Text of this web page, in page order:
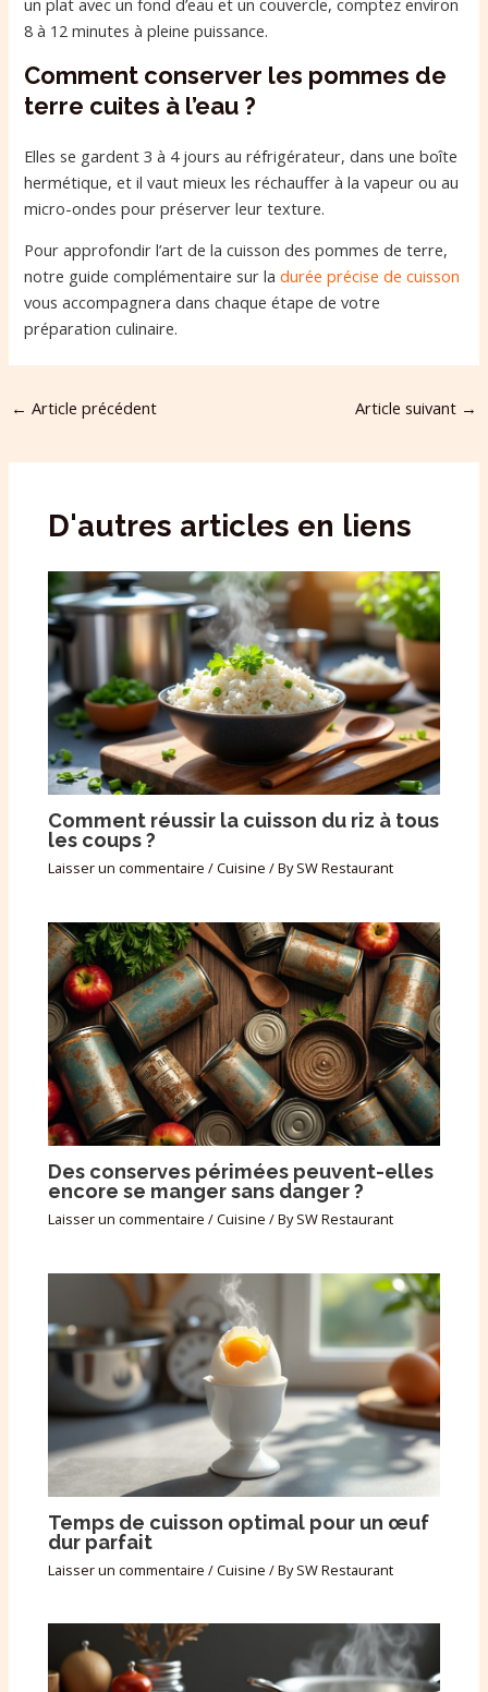
un plat avec un fond d’eau et un couvercle, comptez environ
8 à 12 minutes à pleine puissance.
Comment conserver les pommes de
terre cuites à l’eau ?
Elles se gardent 3 à 4 jours au réfrigérateur, dans une boîte
hermétique, et il vaut mieux les réchauffer à la vapeur ou au
micro-ondes pour préserver leur texture.
Pour approfondir l’art de la cuisson des pommes de terre,
notre guide complémentaire sur ladurée précise de cuisson
vous accompagnera dans chaque étape de votre
préparation culinaire.
← Article précédent Article suivant →
D'autres articles en liens
Comment réussir la cuisson du riz à tous
les coups ?
Laisser un commentaire /Cuisine / BySW Restaurant
Des conserves périmées peuvent-elles
encore se manger sans danger ?
Laisser un commentaire /Cuisine / BySW Restaurant
Temps de cuisson optimal pour un œuf
dur parfait
Laisser un commentaire /Cuisine / BySW Restaurant